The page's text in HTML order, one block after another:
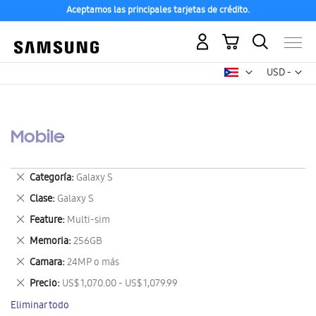
Aceptamos las principales tarjetas de crédito.
USD -
dólar
Mi carrito
Mobile
Categoría Galaxy S
Eliminar
este
artículo
Clase Galaxy S
Eliminar
este
artículo
Feature Multi-sim
Eliminar
este
artículo
Memoria 256GB
Eliminar
este
artículo
Camara 24MP o más
Eliminar
este
artículo
Precio US$ 1,070.00 - US$ 1,079.99
Eliminar
este
artículo
Eliminar todo